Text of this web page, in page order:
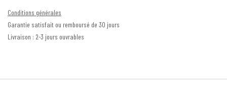
Conditions générales
Garantie satisfait ou remboursé de 30 jours
Livraison : 2-3 jours ouvrables